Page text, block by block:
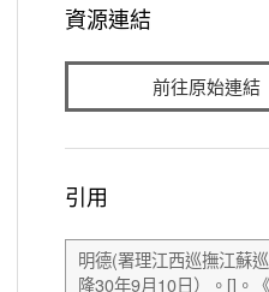
資源連結
前往原始連結
引用